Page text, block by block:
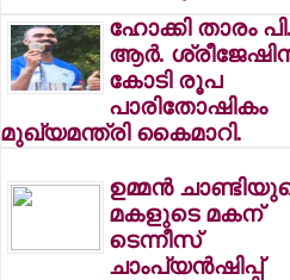
ഹോക്കി താരം
ആര്‍.
കോടി രൂപ
പാരിതോഷികം
മുഖ്യമന്ത്രി കൈമാറി.
ഉമ്മന്‍
മകളുടെ മകന്
ടെന്നീസ്
ചാംപ്യന്‍ഷിപ്പ്